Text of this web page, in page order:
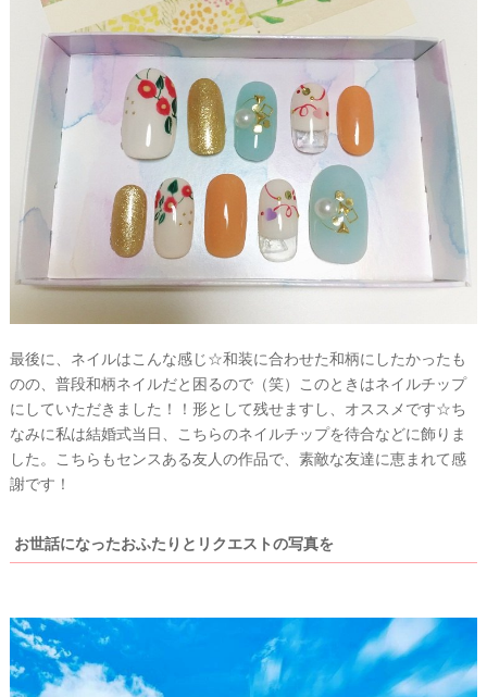
最後に、ネイルはこんな感じ☆和装に合わせた和柄にしたかったも
のの、普段和柄ネイルだと困るので（笑）このときはネイルチップ
にしていただきました！！形として残せますし、オススメです☆ち
なみに私は結婚式当日、こちらのネイルチップを待合などに飾りま
した。こちらもセンスある友人の作品で、素敵な友達に恵まれて感
謝です！
お世話になったおふたりとリクエストの写真を